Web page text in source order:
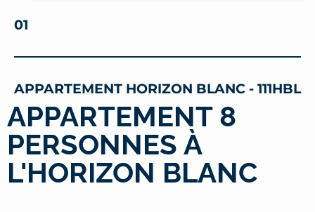
01
APPARTEMENT HORIZON BLANC - 111HBL
APPARTEMENT 8
PERSONNES À
L'HORIZON BLANC